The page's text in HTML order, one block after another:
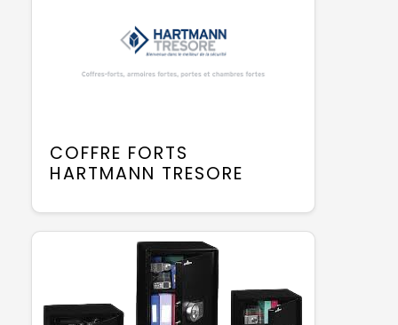
COFFRE FORTS
HARTMANN TRESORE